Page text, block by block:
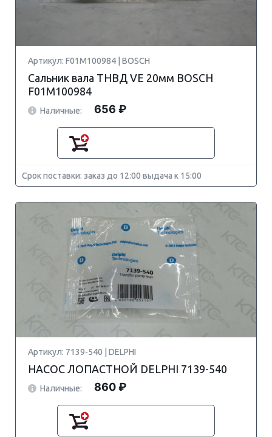
Артикул: F01M100984 | BOSCH
Сальник вала ТНВД VE 20мм BOSCH
F01M100984
Наличные: 656 ₽
Срок поставки: заказ до 12:00 выдача к 15:00
Артикул: 7139-540 | DELPHI
НАСОС ЛОПАСТНОЙ DELPHI 7139-540
Наличные: 860 ₽